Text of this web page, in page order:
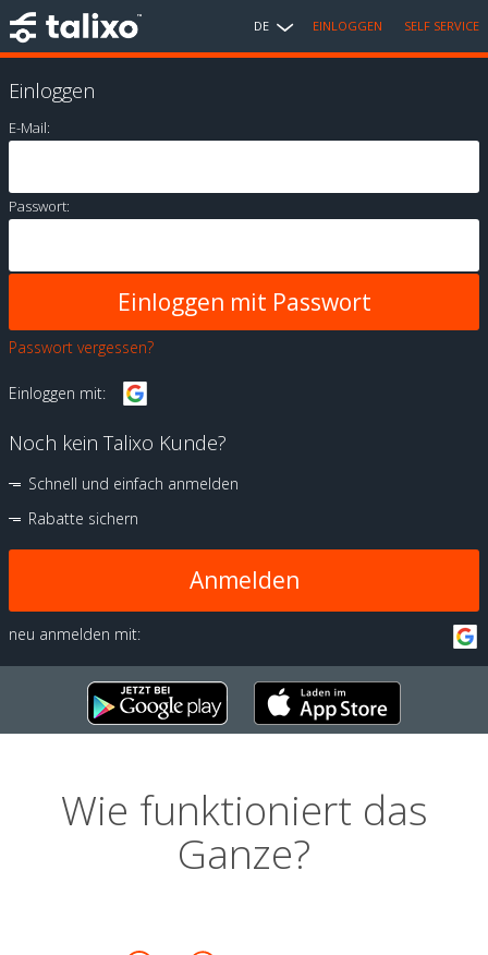
DE EINLOGGEN SELF SERVICE
Einloggen
E-Mail:
Passwort:
Passwort vergessen?
Einloggen mit:
Noch kein Talixo Kunde?
Schnell und einfach anmelden
Rabatte sichern
Anmelden
neu anmelden mit:
Wie funktioniert das
Ganze?